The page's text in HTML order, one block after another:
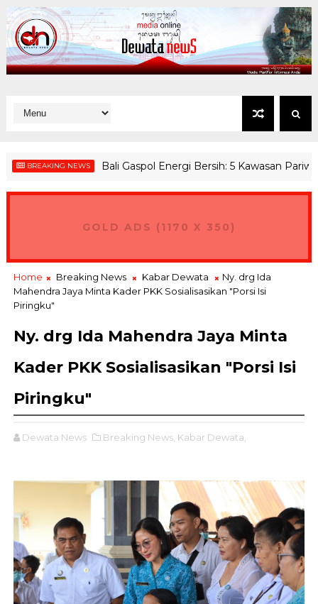
NEWS Bali Gaspol Energi Bersih: 5 Kawasan Pariwisata
GOLD ADS (1170 X 350)
Home Breaking News Kabar Dewata
Ny. drg Ida
Mahendra Jaya Minta Kader PKK Sosialisasikan "Porsi Isi
Piringku"
Ny. drg Ida Mahendra Jaya Minta
Kader PKK Sosialisasikan "Porsi Isi
Piringku"
Dewata News Breaking News, Kabar Dewata,